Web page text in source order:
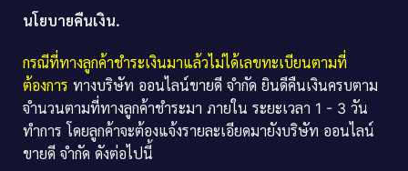
นโยบายคืนเงิน.
กรณีที่ทางลูกค้าชำระเงินมาแล้วไม่ได้เลขทะเบียนตามที่
ต้องการ ทางบริษัท ออนไลน์ขายดี จำกัด ยินดีคืนเงินครบตาม
จำนวนตามที่ทางลูกค้าชำระมา ภายใน ระยะเวลา 1 - 3 วัน
ทำการ โดยลูกค้าจะต้องแจ้งรายละเอียดมายังบริษัท ออนไลน์
ขายดี จำกัด ดังต่อไปนี้